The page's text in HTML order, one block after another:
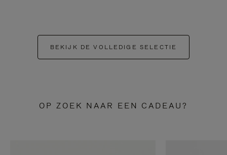
BEKIJK DE VOLLEDIGE SELECTIE
OP ZOEK NAAR EEN CADEAU?